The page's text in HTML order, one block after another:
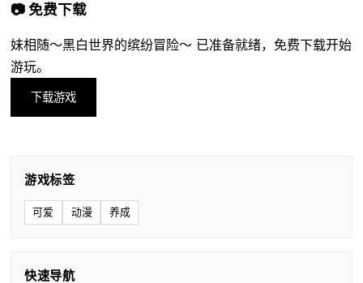
📷 免费下载
妹相随～黑白世界的缤纷冒险～ 已准备就绪，免费下载开始
游玩。
下载游戏
游戏标签
可爱 动漫 养成
快速导航